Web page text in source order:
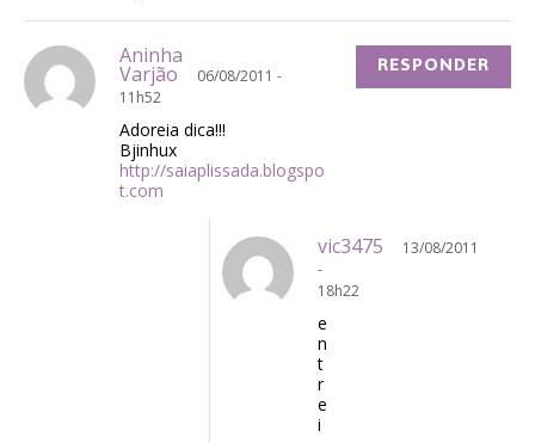
Aninha
Varjão
06/08/2011 -
11h52
Adoreia dica!!!
Bjinhux
http://saiaplissada.blogspo
t.com
RESPONDER
vic3475
13/08/2011
-
18h22
e
n
t
r
e
i